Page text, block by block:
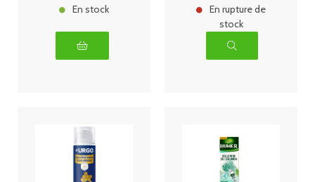
En stock
En rupture de
stock